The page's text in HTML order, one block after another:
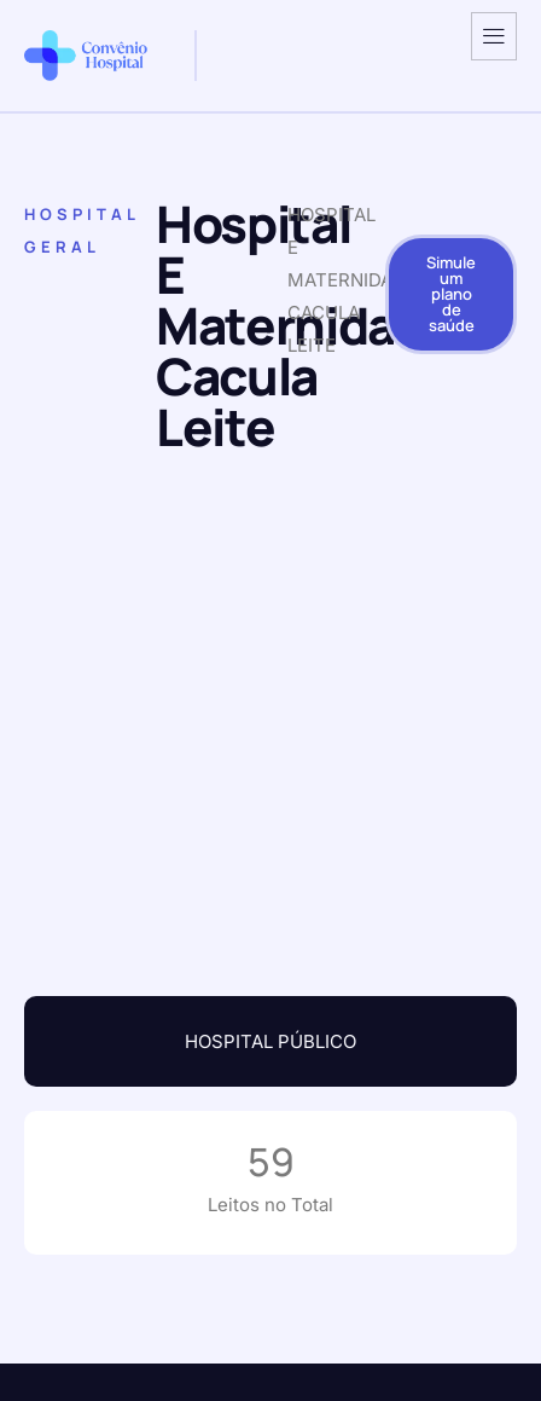
HOSPITAL
GERAL
Hospital
E
Maternidade
Cacula
Leite
HOSPITAL
E
MATERNIDADE
CACULA
LEITE
Simule
um
plano
de
saúde
HOSPITAL PÚBLICO
Leitos no Total
59